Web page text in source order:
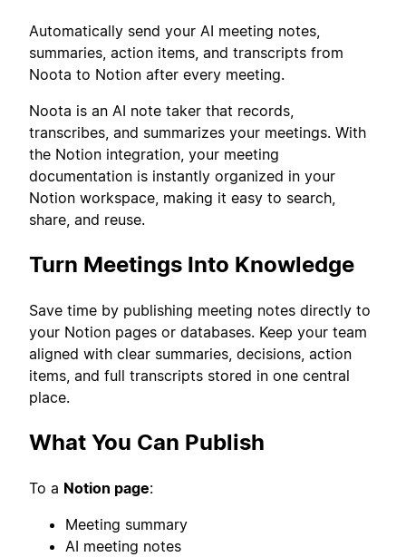
Automatically send your AI meeting notes,
summaries, action items, and transcripts from
Noota to Notion after every meeting.
Noota is an AI note taker that records,
transcribes, and summarizes your meetings. With
the Notion integration, your meeting
documentation is instantly organized in your
Notion workspace, making it easy to search,
share, and reuse.
Turn Meetings Into Knowledge
Save time by publishing meeting notes directly to
your Notion pages or databases. Keep your team
aligned with clear summaries, decisions, action
items, and full transcripts stored in one central
place.
What You Can Publish
To a Notion page:
Meeting summary
AI meeting notes